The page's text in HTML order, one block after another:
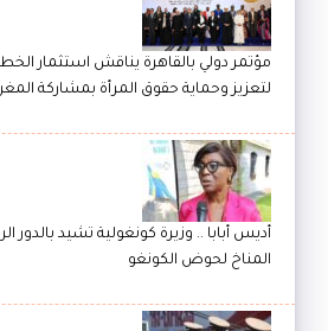
مؤتمر دولي بالقاهرة يناقش استثمار
لتعزيز وحماية حقوق المرأة بمشاركة
أديس أبابا .. وزيرة كونغولية تشيد بالدور
المناخ لحوض الكونغو